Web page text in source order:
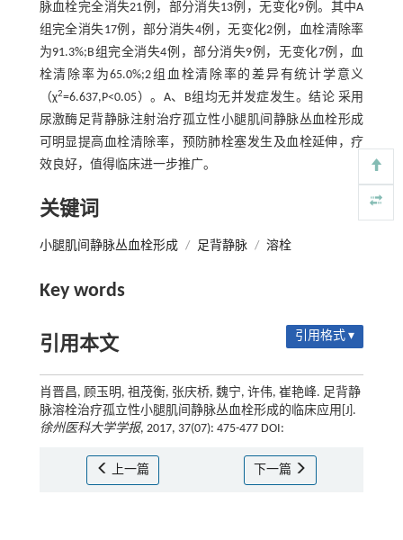
脉血栓完全消失21例，部分消失13例，无变化9例。其中A
组完全消失17例，部分消失4例，无变化2例，血栓清除率
为91.3%;B组完全消失4例，部分消失9例，无变化7例，血
栓清除率为65.0%;2组血栓清除率的差异有统计学意义
（χ2=6.637,P<0.05）。A、B组均无并发症发生。结论 采用
尿激酶足背静脉注射治疗孤立性小腿肌间静脉丛血栓形成
可明显提高血栓清除率，预防肺栓塞发生及血栓延伸，疗
效良好，值得临床进一步推广。
关键词
小腿肌间静脉丛血栓形成 / 足背静脉 / 溶栓
Key words
引用本文 引用格式 ▾
肖晋昌, 顾玉明, 祖茂衡, 张庆桥, 魏宁, 许伟, 崔艳峰. 足背静
脉溶栓治疗孤立性小腿肌间静脉丛血栓形成的临床应用[J].
徐州医科大学学报, 2017, 37(07): 475-477 DOI:
上一篇 下一篇